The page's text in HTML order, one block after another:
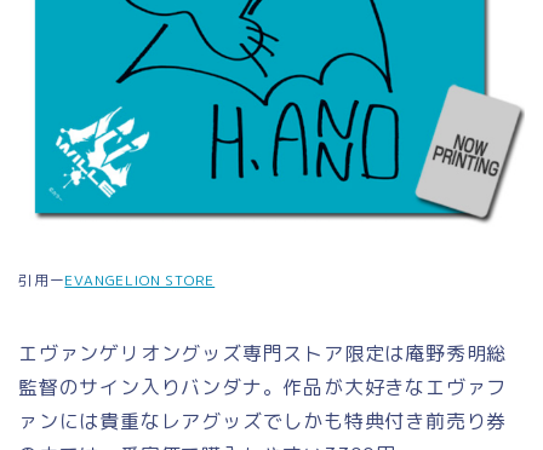
引用ーEVANGELION STORE
エヴァンゲリオングッズ専門ストア限定は庵野秀明総
監督のサイン入りバンダナ。作品が大好きなエヴァフ
ァンには貴重なレアグッズでしかも特典付き前売り券